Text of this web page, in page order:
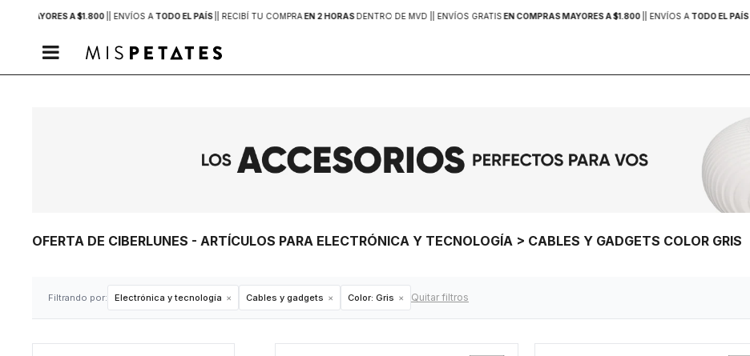
MAYORES A $1.800 | ENVÍOS A TODO EL PAÍS | RECIBÍ TU COMPRAEN 2 HORASDENTRO DE MVD | | ENVÍOS GRATISEN COMPRAS MAYORES A $1.800 | ENVÍOS A TODO EL PAÍS

OFERTA DE CIBERLUNES - ARTÍCULOS PARA ELECTRÓNICA Y TECNOLOGÍA > CABLES Y GADGETS COLOR GRIS
Filtrando por: Electrónica y tecnología Cables y gadgets Color: Gris Quitar filtros